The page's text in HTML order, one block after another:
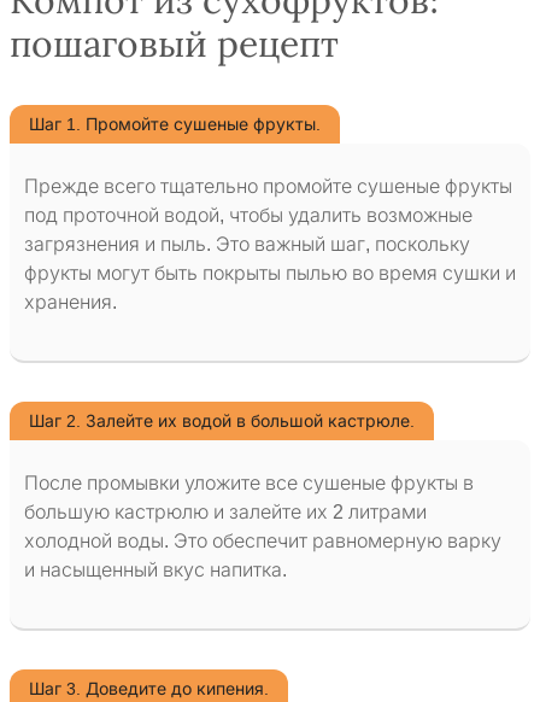
пошаговый рецепт
Шаг 1. Промойте сушеные фрукты.
Прежде всего тщательно промойте сушеные фрукты
под проточной водой, чтобы удалить возможные
загрязнения и пыль. Это важный шаг, поскольку
фрукты могут быть покрыты пылью во время сушки и
хранения.
Шаг 2. Залейте их водой в большой кастрюле.
После промывки уложите все сушеные фрукты в
большую кастрюлю и залейте их 2 литрами
холодной воды. Это обеспечит равномерную варку
и насыщенный вкус напитка.
Шаг 3. Доведите до кипения.